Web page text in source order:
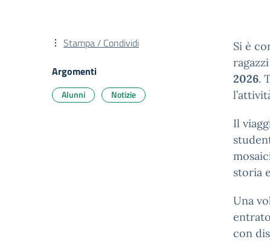
Si è
ragazzi
2026.
Il
storia
Una
con
Stampa / Condividi
Argomenti
Alunni Notizie